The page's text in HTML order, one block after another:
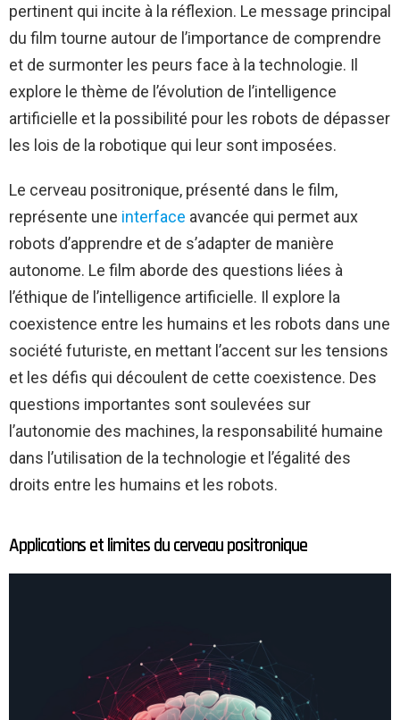
pertinent qui incite à la réflexion. Le message principal
du film tourne autour de l’importance de comprendre
et de surmonter les peurs face à la technologie. Il
explore le thème de l’évolution de l’intelligence
artificielle et la possibilité pour les robots de dépasser
les lois de la robotique qui leur sont imposées.
Le cerveau positronique, présenté dans le film,
représente une interface avancée qui permet aux
robots d’apprendre et de s’adapter de manière
autonome. Le film aborde des questions liées à
l’éthique de l’intelligence artificielle. Il explore la
coexistence entre les humains et les robots dans une
société futuriste, en mettant l’accent sur les tensions
et les défis qui découlent de cette coexistence. Des
questions importantes sont soulevées sur
l’autonomie des machines, la responsabilité humaine
dans l’utilisation de la technologie et l’égalité des
droits entre les humains et les robots.
Applications et limites du cerveau positronique